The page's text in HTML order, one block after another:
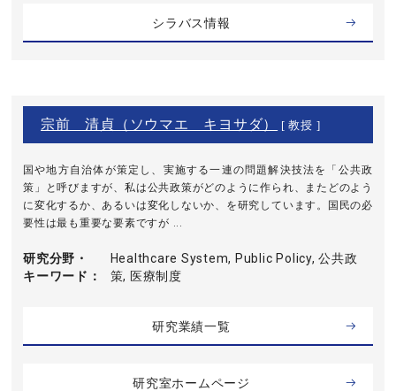
シラバス情報
宗前 清貞（ソウマエ キヨサダ） [ 教授 ]
国や地方自治体が策定し、実施する一連の問題解決技法を「公共政
策」と呼びますが、私は公共政策がどのように作られ、またどのよう
に変化するか、あるいは変化しないか、を研究しています。国民の必
要性は最も重要な要素ですが ...
研究分野・
キーワード
Healthcare System, Public Policy, 公共政
策, 医療制度
研究業績一覧
研究室ホームページ